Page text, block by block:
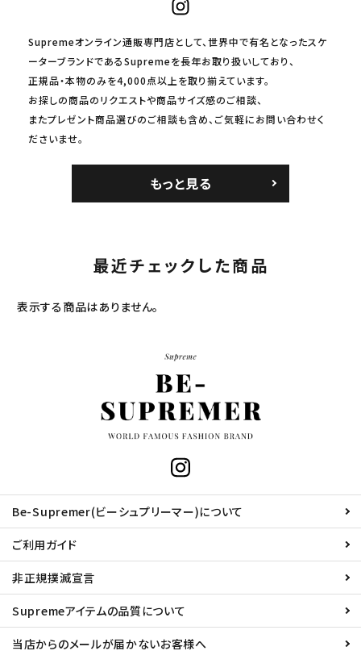
Supremeオンライン通販専門店として、世界中で有名となったスケ
ーターブランドであるSupremeを長年お取り扱いしており、
正規品・本物のみを4,000点以上を取り揃えています。
お探しの商品のリクエストや商品サイズ感のご相談、
またプレゼント商品選びのご相談も含め、ご気軽にお問い合わせく
ださいませ。
もっと見る
最近チェックした商品
表示する商品はありません。
Be-Supremer(ビーシュプリーマー)について
ご利用ガイド
非正規撲滅宣言
Supremeアイテムの品質について
当店からのメールが届かないお客様へ